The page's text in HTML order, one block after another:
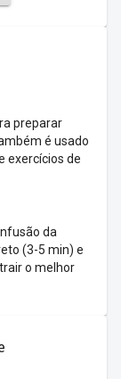
preparar
é usado
exercícios de
da
(3-5 min) e
o melhor